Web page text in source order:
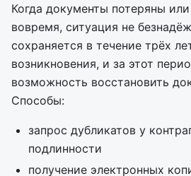
Когда документы потеряны
вовремя, ситуация не
сохраняется в течение трёх
возникновения, и за этот
возможность восстановить
Способы:
запрос дубликатов у
подлинности
получение электронных